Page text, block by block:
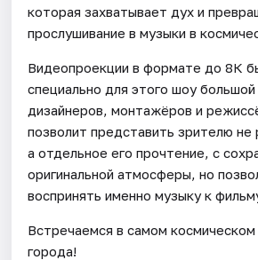
которая захватывает дух и
прослушивание в музыки в
Видеопроекции в формате до 8К
специально для этого шоу
дизайнеров, монтажёров и
позволит представить зрителю не
а отдельное его прочтение, с
оригинальной атмосферы, но
воспринять именно музыку к
Встречаемся в самом
города!